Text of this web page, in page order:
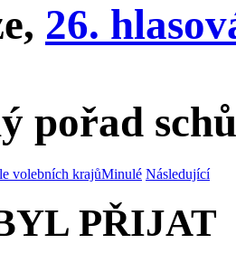
26.
pořad
volebních krajůMinulé Následující
PŘIJAT